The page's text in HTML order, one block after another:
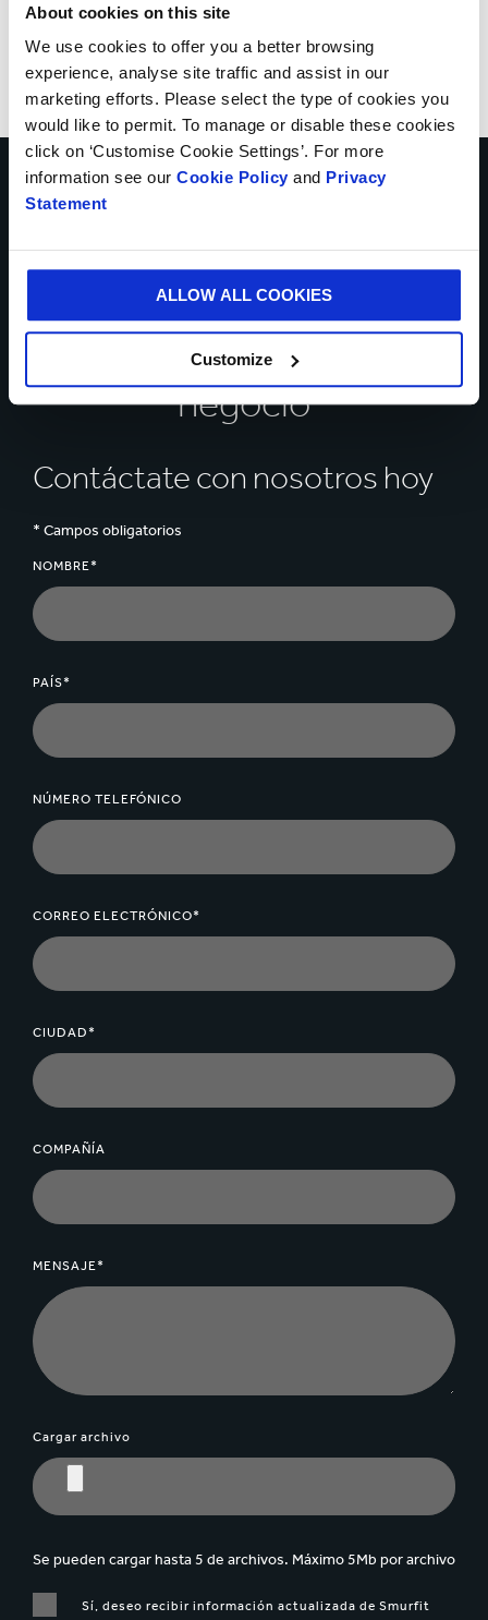
About cookies on this site
We use cookies to offer you a better browsing
experience, analyse site traffic and assist in our
marketing efforts. Please select the type of cookies you
would like to permit. To manage or disable these cookies
click on ‘Customise Cookie Settings’. For more
information see our Cookie Policy and Privacy
Statement
ALLOW ALL COOKIES
Customize
Habla con nuestros
expertos sobre cómo
podemos ayudarte a
resolver los retos de tu
negocio
Contáctate con nosotros hoy
* Campos obligatorios
NOMBRE*
PAÍS*
NÚMERO TELEFÓNICO
CORREO ELECTRÓNICO*
CIUDAD*
COMPAÑÍA
MENSAJE*
Cargar archivo
Se pueden cargar hasta 5 de archivos. Máximo 5Mb por archivo
Sí, deseo recibir información actualizada de Smurfit